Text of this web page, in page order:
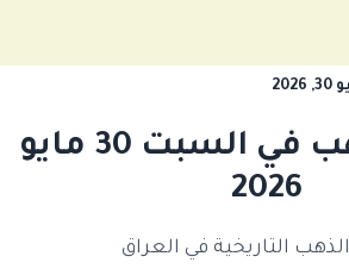
أسعار الذهب في السبت 30 مايو
2026
التاريخية في العراق